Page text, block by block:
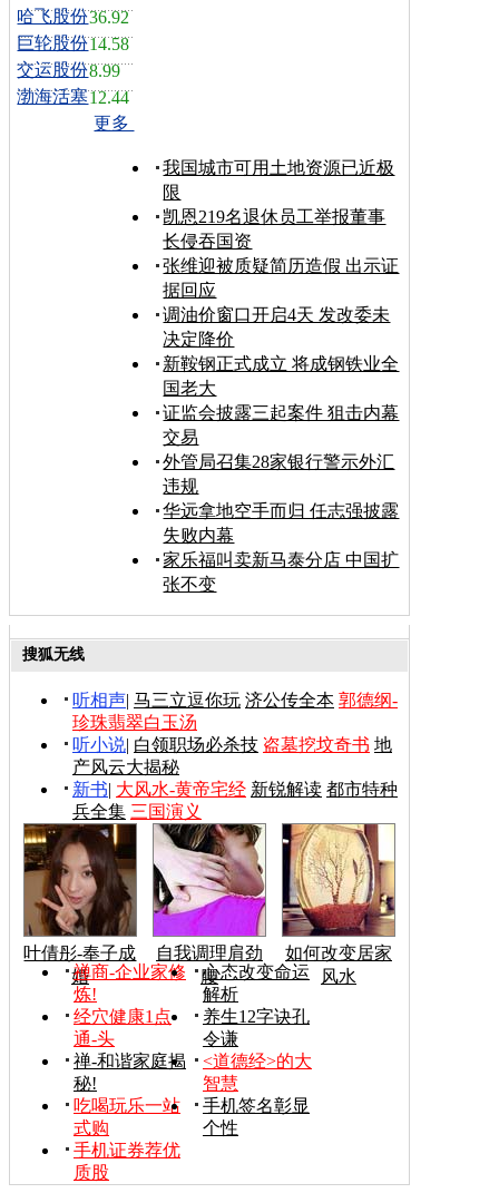
哈飞股份36.92
巨轮股份14.58
交运股份8.99
渤海活塞12.44
更多
我国城市可用土地资源已近极
限
凯恩219名退休员工举报董事
长侵吞国资
张维迎被质疑简历造假 出示证
据回应
调油价窗口开启4天 发改委未
决定降价
新鞍钢正式成立 将成钢铁业全
国老大
证监会披露三起案件 狙击内幕
交易
外管局召集28家银行警示外汇
违规
华远拿地空手而归 任志强披露
失败内幕
家乐福叫卖新马泰分店 中国扩
张不变
搜狐无线
听相声| 马三立逗你玩 济公传全本 郭德纲-
珍珠翡翠白玉汤
听小说| 白领职场必杀技 盗墓挖坟奇书 地
产风云大揭秘
新书| 大风水-黄帝宅经 新锐解读 都市特种
兵全集 三国演义
叶倩彤-奉子成
婚
自我调理肩劲
腰
如何改变居家
风水
禅商-企业家修
炼!
心态改变命运
解析
经穴健康1点
通-头
养生12字诀孔
令谦
禅-和谐家庭揭
秘!
<道德经>的大
智慧
吃喝玩乐一站
式购
手机签名彰显
个性
手机证券荐优
质股